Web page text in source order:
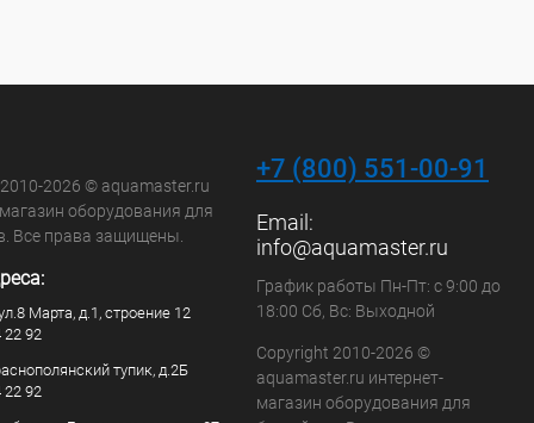
2026 © aquamaster.ru
оборудования для
Все права защищены.
Марта, д.1, строение 12
22 92
тупик, д.2Б
22 92
+7 (800) 551-00-91
Email:
info@aquamaster.ru
График работы Пн-Пт: с 9:00 до
18:00 Сб, Вс: Выходной
Copyright 2010-2026 ©
aquamaster.ru интернет-
магазин оборудования для